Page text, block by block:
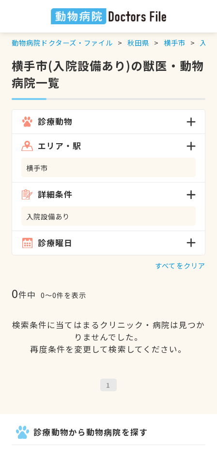
動物病院ドクターズ・ファイル 秋田県 横手市 入
横手市(入院設備あり)の獣医・動物
病院一覧
診療動物
エリア・駅
横手市
詳細条件
入院設備あり
診療曜日
すべてをクリア
0件中 0〜0件を表示
検索条件に当てはまるクリニック・病院は見つか
りませんでした。
再度条件を変更して検索してください。
1
診療動物から動物病院を探す